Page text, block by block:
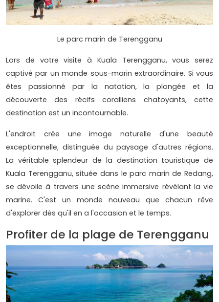
Le parc marin de Terengganu
Lors de votre visite à Kuala Terengganu, vous serez
captivé par un monde sous-marin extraordinaire. Si vous
êtes passionné par la natation, la plongée et la
découverte des récifs coralliens chatoyants, cette
destination est un incontournable.
L'endroit crée une image naturelle d'une beauté
exceptionnelle, distinguée du paysage d'autres régions.
La véritable splendeur de la destination touristique de
Kuala Terengganu, située dans le parc marin de Redang,
se dévoile à travers une scène immersive révélant la vie
marine. C'est un monde nouveau que chacun rêve
d'explorer dès qu'il en a l'occasion et le temps.
Profiter de la plage de Terengganu